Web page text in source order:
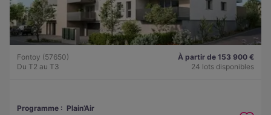
Fontoy (57650)
Du T2 au T3
À partir de 153 900 €
24 lots disponibles
Programme : Plain’Air